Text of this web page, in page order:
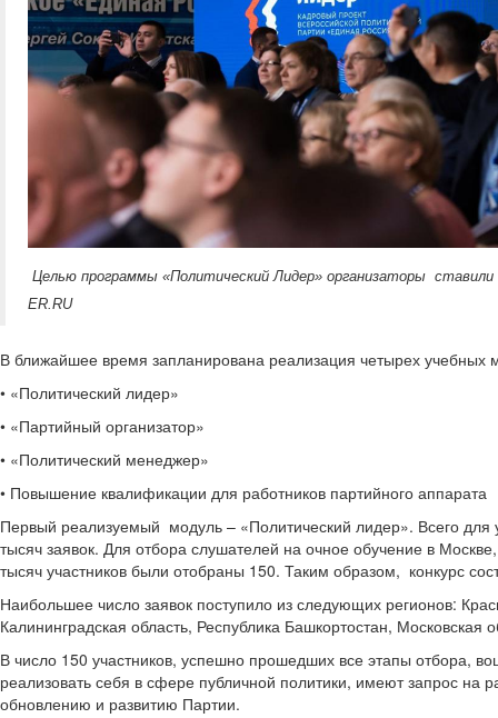
Целью программы «Политический Лидер» организаторы
ER.RU
В ближайшее время запланирована реализация четырех учебных
• «Политический лидер»
• «Партийный организатор»
• «Политический менеджер»
• Повышение квалификации для работников партийного аппарата
Первый реализуемый модуль – «Политический лидер». Всего
тысяч заявок. Для отбора слушателей на очное обучение в
тысяч участников были отобраны 150. Таким образом, конкурс
Наибольшее число заявок поступило из следующих регионов:
Калининградская область, Республика Башкортостан,
В число 150 участников, успешно прошедших все этапы отбора,
реализовать себя в сфере публичной политики, имеют запрос на
обновлению и развитию Партии.